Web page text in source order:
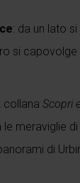
: da un lato
si
collana Scopri
meraviglie
di